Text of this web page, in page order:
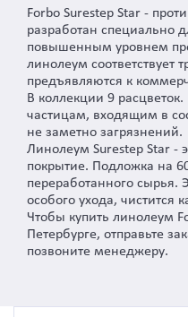
Forbo Surestep Star -
разработан специально
повышенным уровнем
линолеум соответствует
предъявляются к
В коллекции 9
частицам, входящим в
не заметно загрязнений.
Линолеум Surestep Star -
покрытие. Подложка на
переработанного сырья.
особого ухода, чистится
Чтобы купить линолеум
Петербурге, отправьте
позвоните менеджеру.